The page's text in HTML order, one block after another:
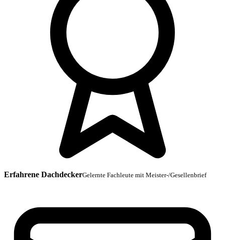
Erfahrene DachdeckerGelernte Fachleute mit Meister-/Gesellenbrief